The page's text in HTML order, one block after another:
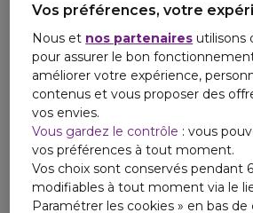
soleil.
Le design du flacon fait écho au nom
naturellement le mouvement d'une
le sable?fougueuse et dynamique !
A jouer en duo avec Wave for Her, un
délicieusement frais et fruité,
Vos préférences, votre
Nous et nos partenaires utilisons
pour assurer le bon
améliorer votre expérience,
contenus et vous proposer des
vos envies.
Vous gardez le contrôle : vous
vos préférences à tout moment.
Vos choix sont conservés pendant
modifiables à tout moment via le
Paramétrer les cookies » en bas de